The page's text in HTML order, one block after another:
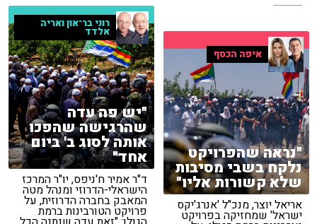
רוני בר־און ואריה
אלדד
"יש פה עדה
שהרגישה שהפכו
אותה לסוג ב' ביום
אחד"
ד"ר אמיר ח'ניפס, יו"ר המרכז
הישראלי-הדרוזי ומנהל מטה
המאבק בחברה הדרוזית, על
פרויקט הטורבינות ברמת
איפה הכסף
"נראה שהפרויקט
נלקח בשבי מסיבות
שלא קשורות אליו"
אריאל יוצר, מנכ"ל 'אנרג'יקס
ישראל' שמחזיקה בפרויקט